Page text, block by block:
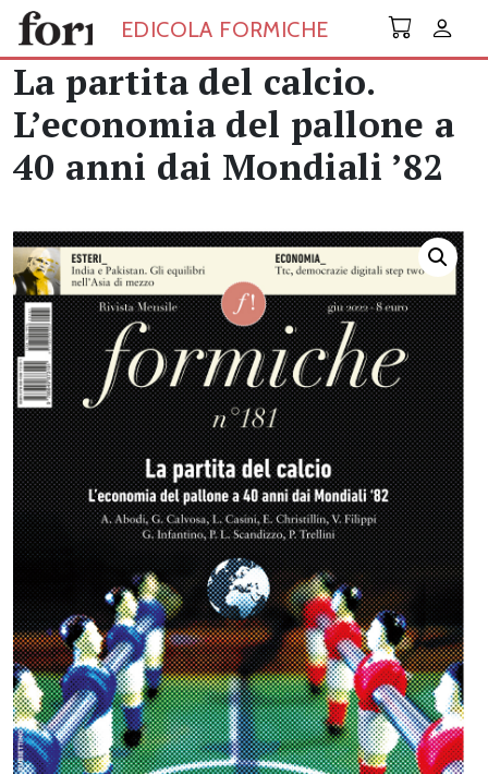
Skip to main content
EDICOLA FORMICHE
La partita del calcio.
L’economia del pallone a
40 anni dai Mondiali ’82